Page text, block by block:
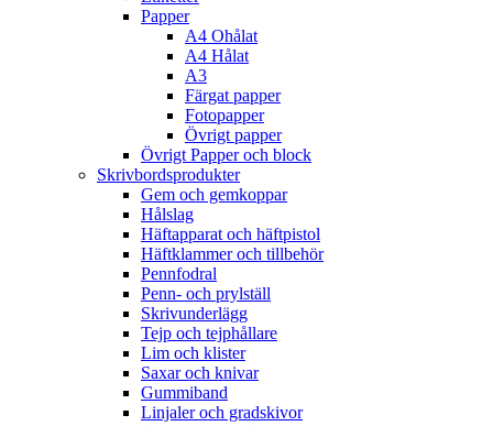
Papper
A4 Ohålat
A4 Hålat
A3
Färgat papper
Fotopapper
Övrigt papper
Övrigt Papper och block
Skrivbordsprodukter
Gem och gemkoppar
Hålslag
Häftapparat och häftpistol
Häftklammer och tillbehör
Pennfodral
Penn- och prylställ
Skrivunderlägg
Tejp och tejphållare
Lim och klister
Saxar och knivar
Gummiband
Linjaler och gradskivor